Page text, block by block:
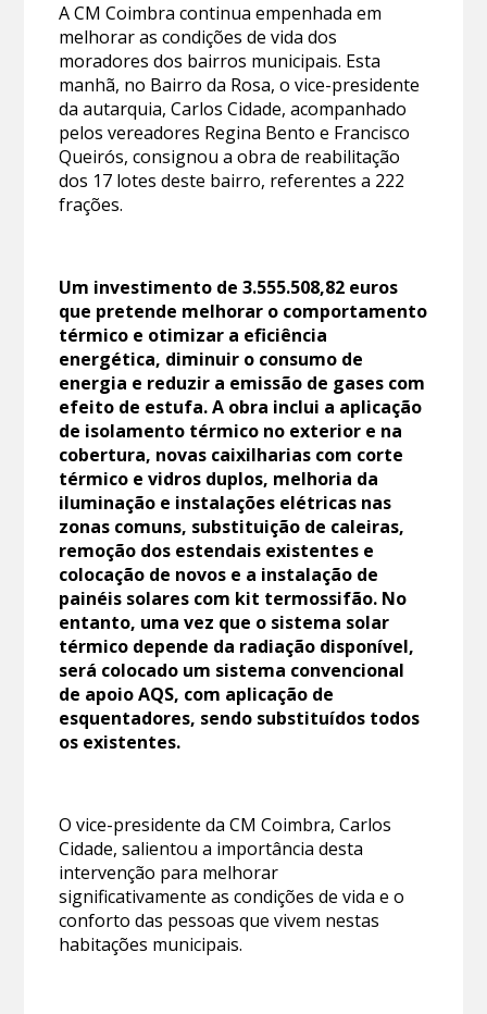
A CM Coimbra continua empenhada em
melhorar as condições de vida dos
moradores dos bairros municipais. Esta
manhã, no Bairro da Rosa, o vice-presidente
da autarquia, Carlos Cidade, acompanhado
pelos vereadores Regina Bento e Francisco
Queirós, consignou a obra de reabilitação
dos 17 lotes deste bairro, referentes a 222
frações.
Um investimento de 3.555.508,82 euros
que pretende melhorar o comportamento
térmico e otimizar a eficiência
energética, diminuir o consumo de
energia e reduzir a emissão de gases com
efeito de estufa. A obra inclui a aplicação
de isolamento térmico no exterior e na
cobertura, novas caixilharias com corte
térmico e vidros duplos, melhoria da
iluminação e instalações elétricas nas
zonas comuns, substituição de caleiras,
remoção dos estendais existentes e
colocação de novos e a instalação de
painéis solares com kit termossifão. No
entanto, uma vez que o sistema solar
térmico depende da radiação disponível,
será colocado um sistema convencional
de apoio AQS, com aplicação de
esquentadores, sendo substituídos todos
os existentes.
O vice-presidente da CM Coimbra, Carlos
Cidade, salientou a importância desta
intervenção para melhorar
significativamente as condições de vida e o
conforto das pessoas que vivem nestas
habitações municipais.